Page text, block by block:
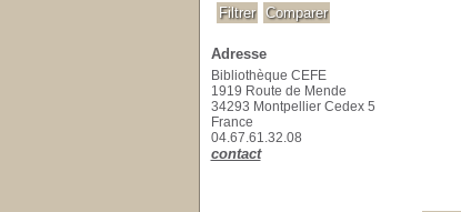
Adresse
Bibliothèque CEFE
1919 Route de Mende
34293 Montpellier Cedex 5
France
04.67.61.32.08
contact